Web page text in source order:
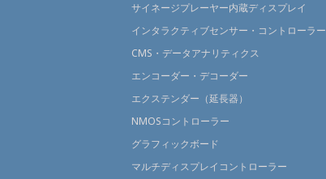
サイネージプレーヤー内蔵ディスプレイ
インタラクティブセンサー・コントローラー
CMS・データアナリティクス
エンコーダー・デコーダー
エクステンダー（延長器）
NMOSコントローラー
グラフィックボード
マルチディスプレイコントローラー